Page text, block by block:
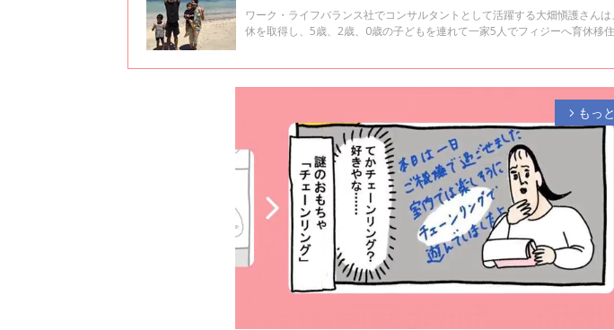
ワーク・ライフバランス社でコンサルタントとして活躍する大畑愼護さん
休を取得し、5歳、2歳、0歳の子どもを連れて一家5人でフィジーへ育休移
arrow_forward_ios もっ